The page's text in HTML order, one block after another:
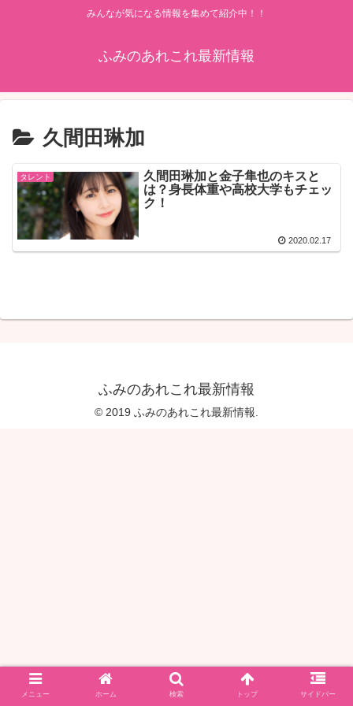
みんなが気になる情報を集めて紹介中！！
ふみのあれこれ最新情報
久間田琳加
タレント
久間田琳加と金子隼也のキスと
は？身長体重や高校大学もチェッ
ク！
2020.02.17
ふみのあれこれ最新情報
© 2019 ふみのあれこれ最新情報.
メニュー ホーム 検索 トップ サイドバー